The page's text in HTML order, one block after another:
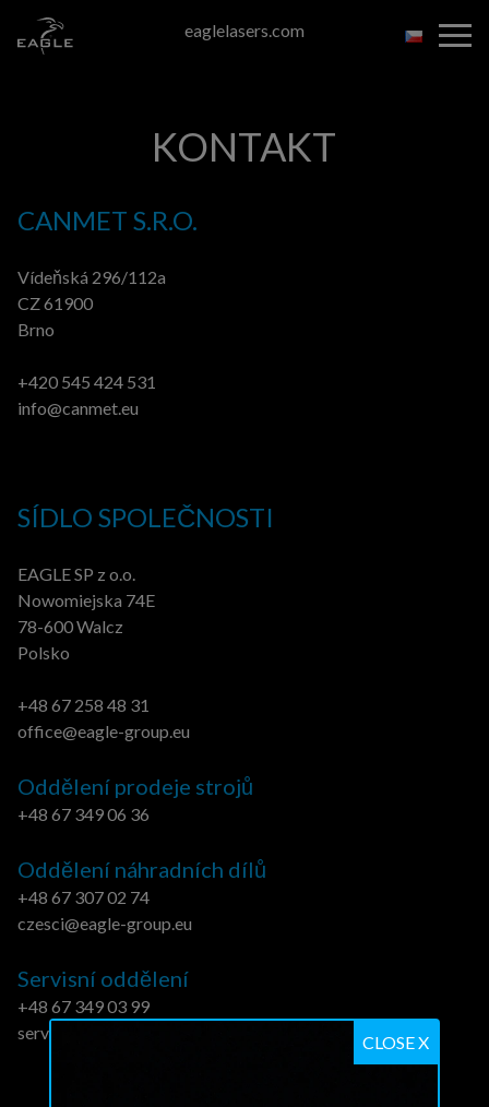
eaglelasers.com
KONTAKT
CANMET S.R.O.
Vídeňská 296/112a
CZ 61900
Brno
+420 545 424 531
info@canmet.eu
SÍDLO SPOLEČNOSTI
EAGLE SP z o.o.
Nowomiejska 74E
78-600 Walcz
Polsko
+48 67 258 48 31
office@eagle-group.eu
Oddělení prodeje strojů
+48 67 349 06 36
Oddělení náhradních dílů
+48 67 307 02 74
czesci@eagle-group.eu
Servisní oddělení
+48 67 349 03 99
service@eagle-group.eu
CLOSE X